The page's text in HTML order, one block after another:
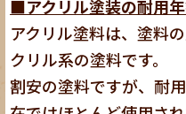
■アクリル塗装の耐用
アクリル塗料は、塗料
クリル系の塗料です。
割安の塗料ですが、耐